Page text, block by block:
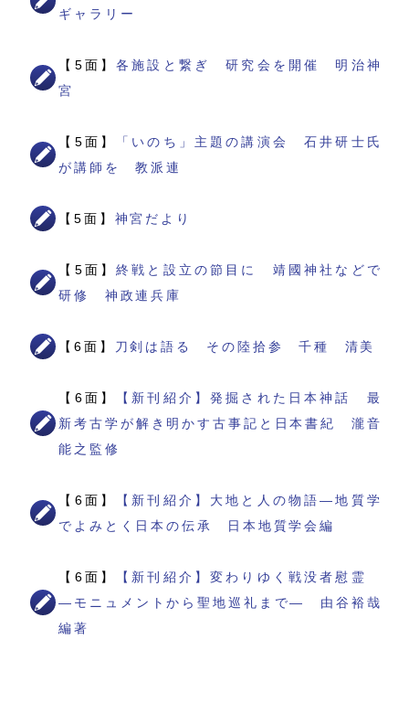
ギャラリー
【5面】各施設と繋ぎ 研究会を開催 明治神
宮
【5面】
「いのち」主題の講演会 石井研士氏
が講師を 教派連
【5面】 神宮だより
【5面】終戦と設立の節目に 靖國神社などで
研修 神政連兵庫
【6面】 刀剣は語る その陸拾参 千種 清美
【6面】
【新刊紹介】発掘された日本神話 最
新考古学が解き明かす古事記と日本書紀 瀧音
能之監修
【6面】
【新刊紹介】大地と人の物語―地質学
でよみとく日本の伝承 日本地質学会編
【6面】
【新刊紹介】変わりゆく戦没者慰霊
―モニュメントから聖地巡礼まで― 由谷裕哉
編著